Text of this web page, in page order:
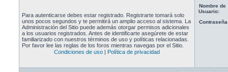
Para autenticarse debes estar registrado. Registrarte tomará solo
unos pocos segundos y te permitirá un amplio acceso al sistema. La
Administración del Sitio puede además otorgar permisos adicionales
a los usuarios registrados. Antes de identificarte asegúrete de estar
familiarizado con nuestros términos de uso y políticas relacionadas.
Por favor lee las reglas de los foros mientras navegas por el Sitio.
Condiciones de uso | Política de privacidad
Nombre de
Usuario: